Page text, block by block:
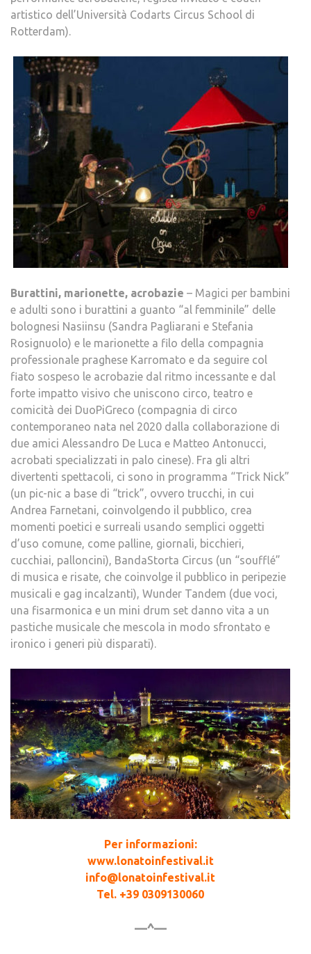
artistico dell’Università Codarts Circus School di
Rotterdam).
Burattini, marionette, acrobazie – Magici per bambini
e adulti sono i burattini a guanto “al femminile” delle
bolognesi Nasiinsu (Sandra Pagliarani e Stefania
Rosignuolo) e le marionette a filo della compagnia
professionale praghese Karromato e da seguire col
fiato sospeso le acrobazie dal ritmo incessante e dal
forte impatto visivo che uniscono circo, teatro e
comicità dei DuoPiGreco (compagnia di circo
contemporaneo nata nel 2020 dalla collaborazione di
due amici Alessandro De Luca e Matteo Antonucci,
acrobati specializzati in palo cinese). Fra gli altri
divertenti spettacoli, ci sono in programma “Trick Nick”
(un pic-nic a base di “trick”, ovvero trucchi, in cui
Andrea Farnetani, coinvolgendo il pubblico, crea
momenti poetici e surreali usando semplici oggetti
d’uso comune, come palline, giornali, bicchieri,
cucchiai, palloncini), BandaStorta Circus (un “soufflé”
di musica e risate, che coinvolge il pubblico in peripezie
musicali e gag incalzanti), Wunder Tandem (due voci,
una fisarmonica e un mini drum set danno vita a un
pastiche musicale che mescola in modo sfrontato e
ironico i generi più disparati).
Per informazioni:
www.lonatoinfestival.it
info@lonatoinfestival.it
Tel. +39 0309130060
—^—